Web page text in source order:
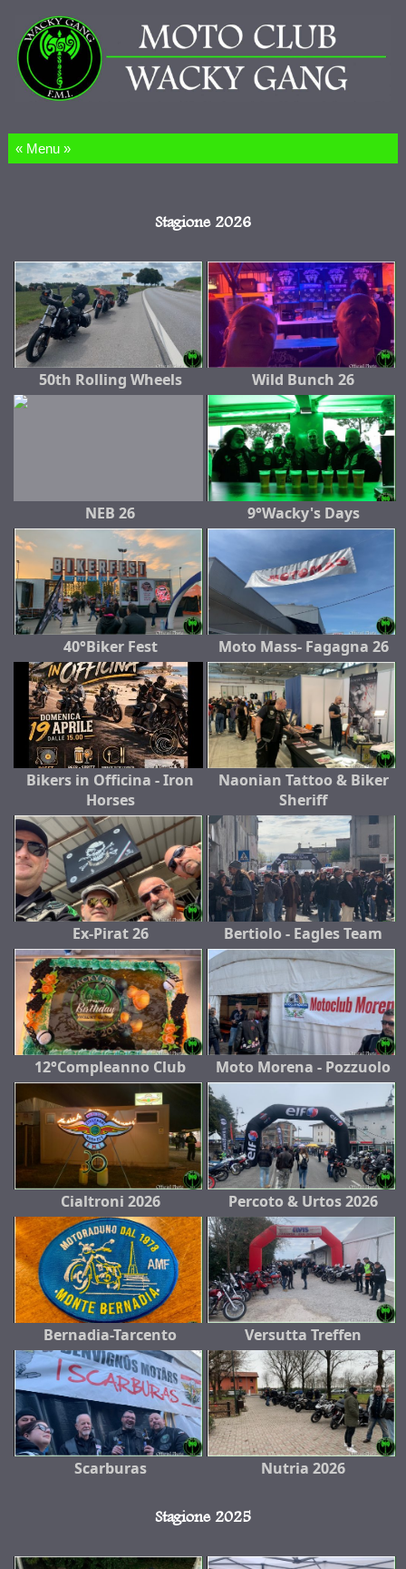
Salta al contenuto
Stagione 2026
50th Rolling Wheels Wild Bunch 26
NEB 26 9°Wacky's Days
40°Biker Fest Moto Mass- Fagagna 26
Bikers in Officina - Iron
Horses
Naonian Tattoo & Biker
Sheriff
Ex-Pirat 26 Bertiolo - Eagles Team
12°Compleanno Club Moto Morena - Pozzuolo
Cialtroni 2026 Percoto & Urtos 2026
Bernadia-Tarcento Versutta Treffen
Scarburas Nutria 2026
Stagione 2025